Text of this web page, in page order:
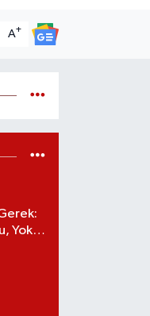
A+
Yoksa